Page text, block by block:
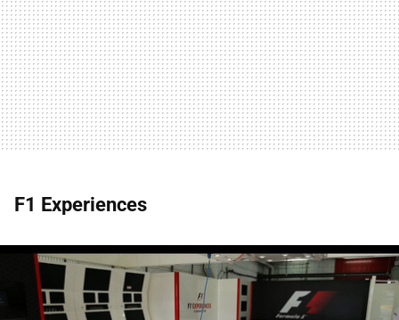
F1 Experiences